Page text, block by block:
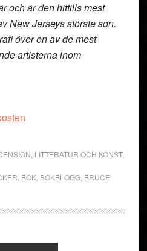
och är den hittills mest
New Jerseys störste son.
över en av de mest
artisterna inom
LITTERATUR OCH KONST,
BOK, BOKBLOGG, BRUCE